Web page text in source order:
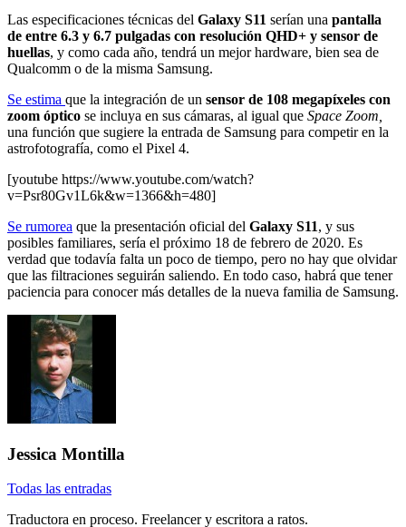
Las especificaciones técnicas del Galaxy S11 serían una pantalla
de entre 6.3 y 6.7 pulgadas con resolución QHD+ y sensor de
huellas, y como cada año, tendrá un mejor hardware, bien sea de
Qualcomm o de la misma Samsung.
Se estima que la integración de un sensor de 108 megapíxeles con
zoom óptico se incluya en sus cámaras, al igual que Space Zoom,
una función que sugiere la entrada de Samsung para competir en la
astrofotografía, como el Pixel 4.
[youtube https://www.youtube.com/watch?
v=Psr80Gv1L6k&w=1366&h=480]
Se rumorea que la presentación oficial del Galaxy S11, y sus
posibles familiares, sería el próximo 18 de febrero de 2020. Es
verdad que todavía falta un poco de tiempo, pero no hay que olvidar
que las filtraciones seguirán saliendo. En todo caso, habrá que tener
paciencia para conocer más detalles de la nueva familia de Samsung.
Jessica Montilla
Todas las entradas
Traductora en proceso. Freelancer y escritora a ratos.